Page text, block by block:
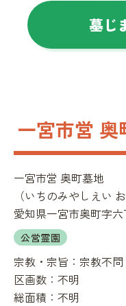
墓じ
一宮市営
一宮市営 奥町墓地
（いちのみやしえい
愛知県一宮市奥町字
公営霊園
宗教・宗旨： 宗教不問
区画数： 不明
総面積： 不明